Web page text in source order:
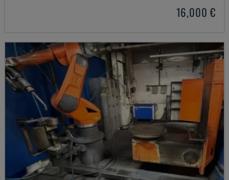
16,000 €